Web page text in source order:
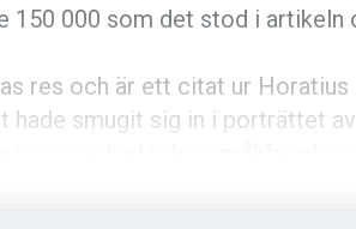
150 000 som det stod i artikeln
res och är ett citat ur Horatius
hade smugit sig in i porträttet av